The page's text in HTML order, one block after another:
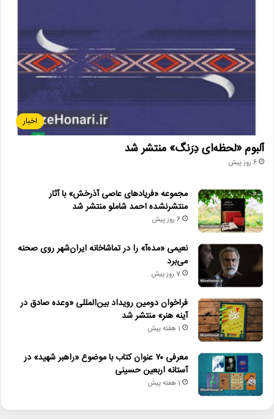
GothamAwards
پل_توماس_اندرسون
جعفر_پناهی
جوایز_گاتهام ورایتی
اخبار
آلبوم «لحظه‌ای دِرَنگ» منتشر شد
6 روز پیش
مجموعه «فریادهای عاصی آذرخش» با آثار
منتشرنشده احمد شاملو منتشر شد
6 روز پیش
نعیمی «مده‌آ» را در تماشاخانه ایران‌شهر روی صحنه
می‌برد
7 روز پیش
فراخوان دومین رویداد بین‌المللی «وعده صادق در
آینه هنر» منتشر شد
1 هفته پیش
معرفی ۷۰ عنوان کتاب با موضوع «راهبر شهید» در
آستانه اربعین حسینی
1 هفته پیش